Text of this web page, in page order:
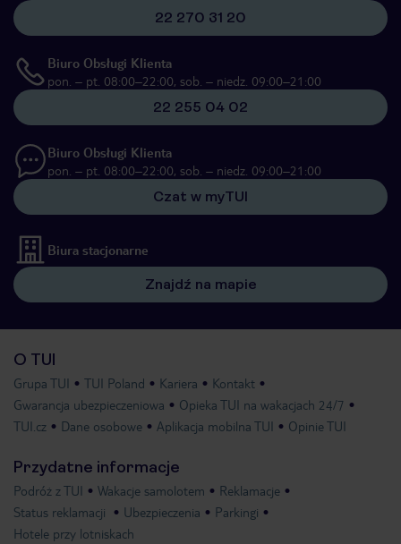
22 270 31 20
Biuro Obsługi Klienta
pon. – pt. 08:00–22:00, sob. – niedz. 09:00–21:00
22 255 04 02
Biuro Obsługi Klienta
pon. – pt. 08:00–22:00, sob. – niedz. 09:00–21:00
Czat w myTUI
Biura stacjonarne
Znajdź na mapie
O TUI
Grupa TUI TUI Poland Kariera
Kontakt
Gwarancja ubezpieczeniowa
Opieka TUI na wakacjach 24/7
TUI.cz
Dane osobowe Aplikacja mobilna TUI Opinie TUI
Przydatne informacje
Podróż z TUI Wakacje samolotem
Reklamacje
Status reklamacji
Ubezpieczenia
Parkingi
Hotele przy lotniskach